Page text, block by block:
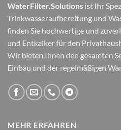
WaterFilter.Solutions ist Ihr
Trinkwasseraufbereitung und
finden Sie hochwertige und
und Entkalker für den
Wir bieten Ihnen den gesamten
Einbau und der regelmäßigen
MEHR ERFAHREN